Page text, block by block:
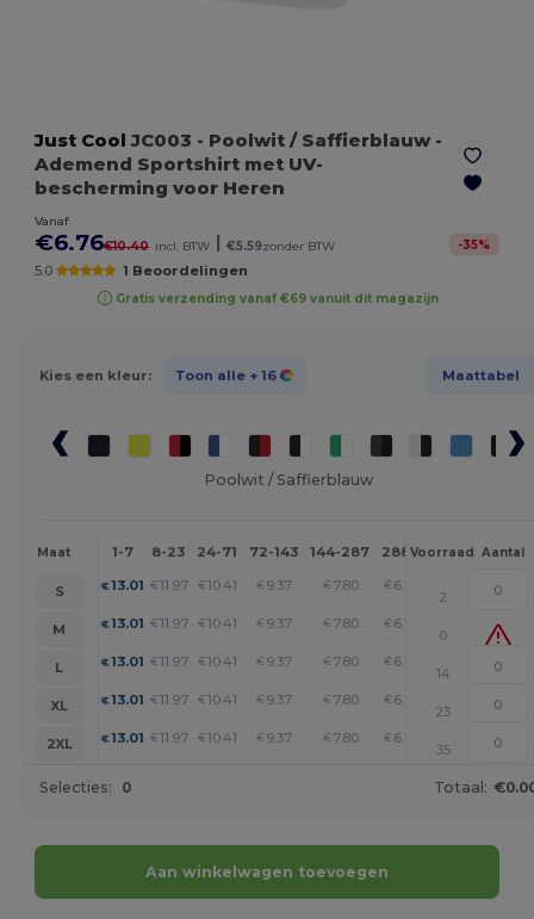
Just Cool JC003 - Poolwit / Saffierblauw -
Ademend Sportshirt met UV-
bescherming voor Heren
Vanaf
€6.76€10.40 incl. BTW | €5.59zonder BTW -35%
5.0 1 Beoordelingen
Gratis verzending vanaf €69 vanuit dit magazijn
Kies een kleur: Toon alle + 16 Maattabel
Poolwit / Saffierblauw
Maat 1-7 8-23 24-71 72-143 144-287 288 + Meer
Voorraad Aantal
S €13.01 €11.97 € 10.41 € 9.37 € 7.80 € 6.76
2
M
€13.01 €11.97 € 10.41 € 9.37 € 7.80 € 6.76 +
0
L
€13.01 €11.97 € 10.41 € 9.37 € 7.80 € 6.76 +
14
XL
€13.01 €11.97 € 10.41 € 9.37 € 7.80 € 6.76 +
23
2XL
€13.01 €11.97 € 10.41 € 9.37 € 7.80 € 6.76 +
35
Selecties: 0 Totaal:
Aan winkelwagen toevoegen